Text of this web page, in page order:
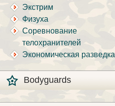
Экстрим
Физуха
Соревнование
телохранителей
Экономическая разведка
Bodyguards